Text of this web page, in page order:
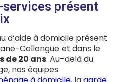
présent
d’aide à domicile présent
Collongue et dans le
de 20 ans. Au-delà du
nos équipes